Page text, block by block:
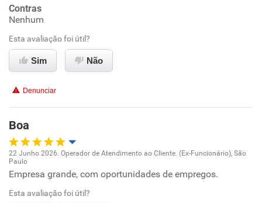
Benefícios
Recomenda esta empresa
Recomenda a diretoria
Contras
Nenhum
Esta avaliação foi útil?
Sim Não
Denunciar
Boa
Oportunidade de promoção
Ambiente de trabalho
22 Junho 2026. Operador de Atendimento ao Cliente. (Ex-Funcionário), São
Paulo
Empresa grande, com oportunidades de empregos.
Esta avaliação foi útil?